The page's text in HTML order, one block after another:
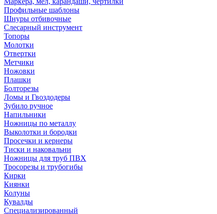
Профильные шаблоны
Шнуры отбивочные
Слесарный инструмент
Топоры
Молотки
Отвертки
Метчики
Ножовки
Плашки
Болторезы
Ломы и Гвоздодеры
Зубило ручное
Напильники
Ножницы по металлу
Выколотки и бородки
Просечки и кернеры
Тиски и наковальни
Ножницы для труб ПВХ
Тросорезы и трубогибы
Кирки
Киянки
Колуны
Кувалды
Специализированный